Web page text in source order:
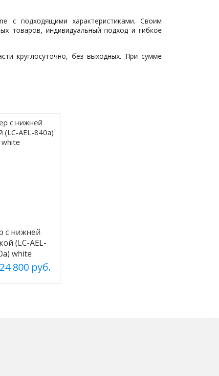
с подходящими характеристиками. Своим
товаров, индивидуальный подход и гибкое
круглосуточно, без выходных. При сумме
с нижней
(LC-AEL-
white
800 руб.